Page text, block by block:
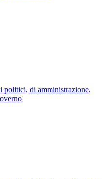
politici, di amministrazione,